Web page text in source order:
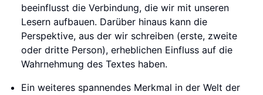
beeinflusst die Verbindung, die wir mit unseren
Lesern aufbauen. Darüber hinaus kann die
Perspektive, aus der wir schreiben (erste, zweite
oder dritte Person), erheblichen Einfluss auf die
Wahrnehmung des Textes haben.
Ein weiteres spannendes Merkmal in der Welt der